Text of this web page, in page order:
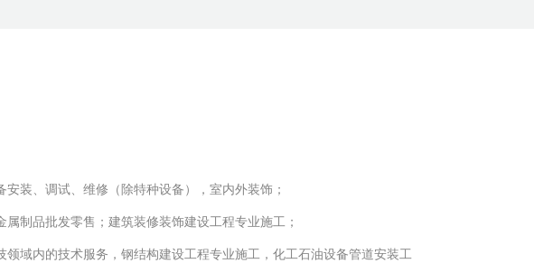
安装、调试、维修（除特种设备），室内外装饰；
属制品批发零售；建筑装修装饰建设工程专业施工；
领域内的技术服务，钢结构建设工程专业施工，化工石油设备管道安装工